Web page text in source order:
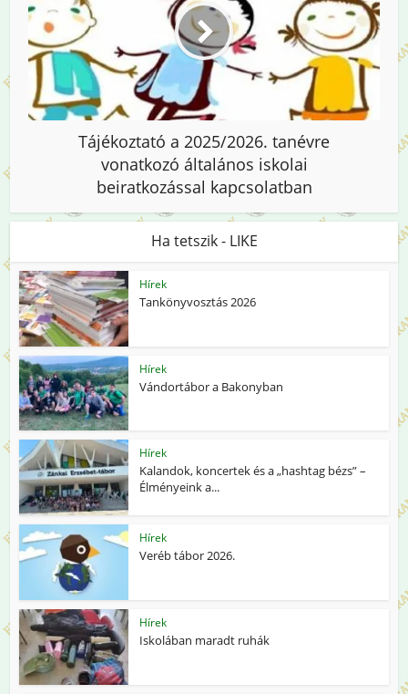
Tájékoztató a 2025/2026. tanévre
vonatkozó általános iskolai
beiratkozással kapcsolatban
Ha tetszik - LIKE
Hírek
Tankönyvosztás 2026
Hírek
Vándortábor a Bakonyban
Hírek
Kalandok, koncertek és a „hashtag bézs” –
Élményeink a...
Hírek
Veréb tábor 2026.
Hírek
Iskolában maradt ruhák